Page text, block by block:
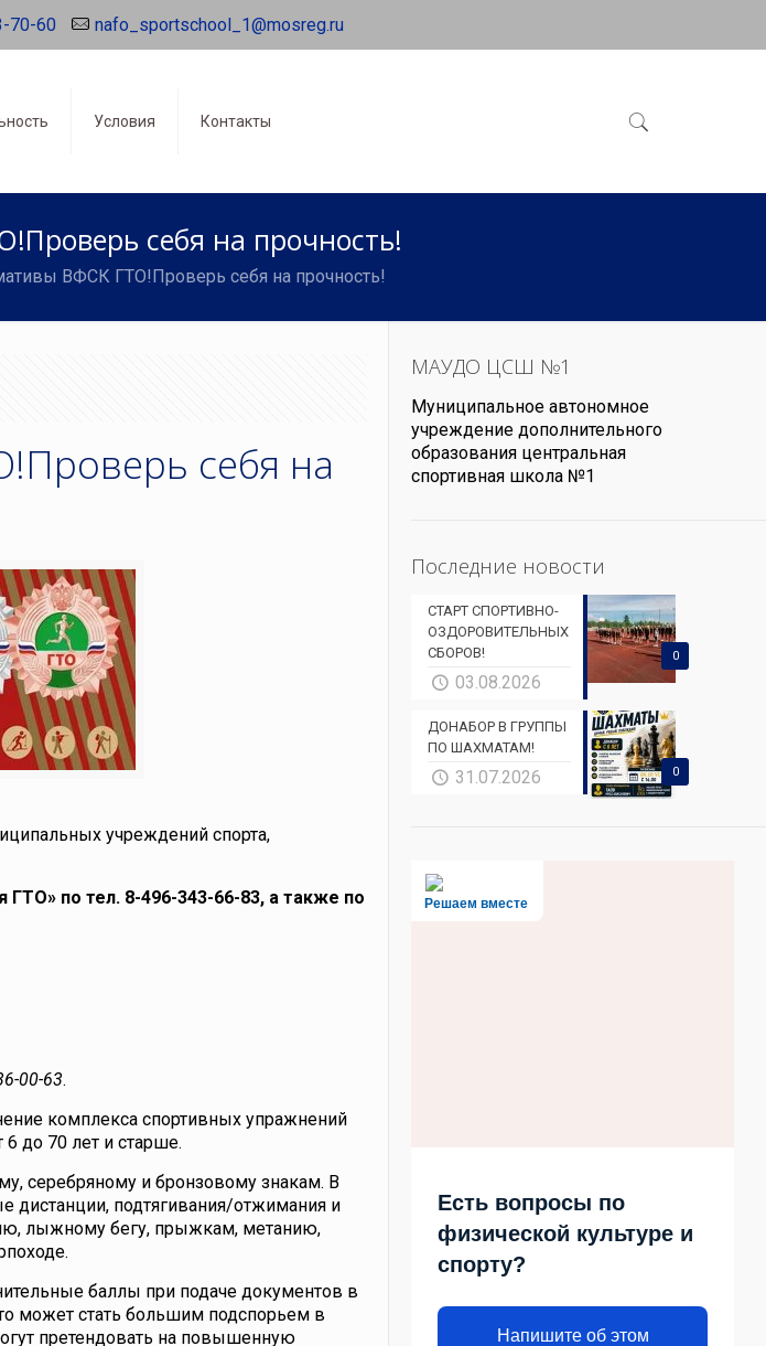
70-60 nafo_sportschool_1@mosreg.ru
Условия Контакты
себя на прочность!
ВФСК ГТО!Проверь себя на прочность!
себя на
учреждений спорта,
ГТО» по тел. 8-496-343-66-83, а также по
00-63.
комплекса спортивных упражнений
6 до 70 лет и старше.
серебряному и бронзовому знакам. В
дистанции, подтягивания/отжимания и
лыжному бегу, прыжкам, метанию,
баллы при подаче документов в
может стать большим подспорьем в
претендовать на повышенную
МАУДО ЦСШ №1
Муниципальное автономное
учреждение дополнительного
образования центральная
спортивная школа №1
Последние новости
0
СТАРТ СПОРТИВНО-
ОЗДОРОВИТЕЛЬНЫХ
СБОРОВ!
03.08.2026
0
ДОНАБОР В ГРУППЫ
ПО ШАХМАТАМ!
31.07.2026
Решаем вместе
Есть вопросы по
физической культуре и
спорту?
Напишите об этом